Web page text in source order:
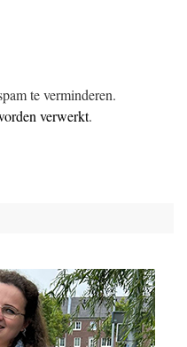
te verminderen.
verwerkt.